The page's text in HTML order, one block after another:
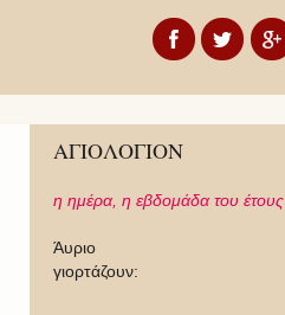
ΑΓΙΟΛΟΓΙΟΝ
η ημέρα, η εβδομάδα του έτους
Άυριο
γιορτάζουν: